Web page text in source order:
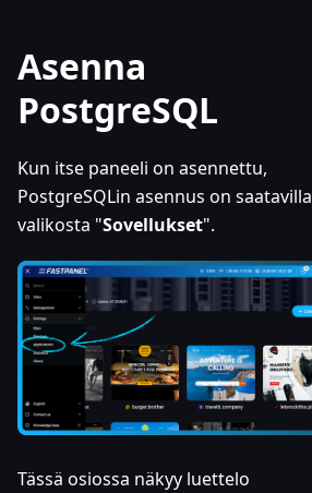
Asenna
PostgreSQL
Kun itse paneeli on asennettu,
PostgreSQLin asennus on saatavilla
valikosta "Sovellukset".
Tässä osiossa näkyy luettelo